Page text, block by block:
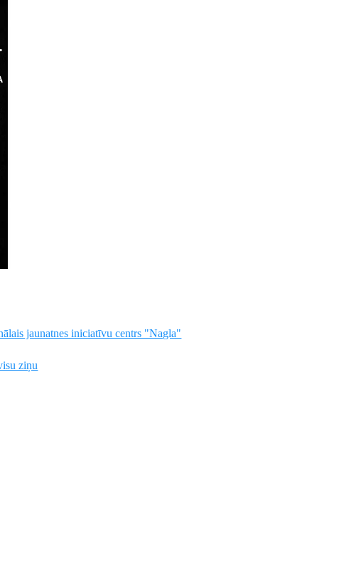
jaunatnes iniciatīvu centrs "Nagla"
ziņu